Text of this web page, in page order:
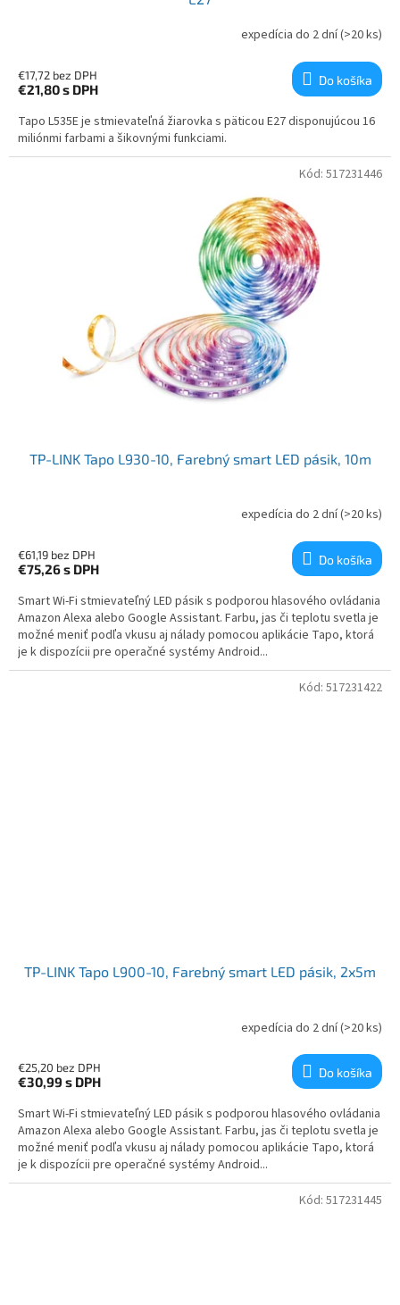
expedícia do 2 dní(>20 ks)
€17,72 bez DPH
€21,80s DPH
Do košíka
Tapo L535E je stmievateľná žiarovka s päticou E27 disponujúcou 16
miliónmi farbami a šikovnými funkciami.
TP-LINK Tapo L930-10, Farebný smart LED pásik, 10m
expedícia do 2 dní(>20 ks)
€61,19 bez DPH
€75,26s DPH
Do košíka
Smart Wi-Fi stmievateľný LED pásik s podporou hlasového ovládania
Amazon Alexa alebo Google Assistant. Farbu, jas či teplotu svetla je
možné meniť podľa vkusu aj nálady pomocou aplikácie Tapo, ktorá
je k dispozícii pre operačné systémy Android...
Kód: 517231446
TP-LINK Tapo L900-10, Farebný smart LED pásik, 2x5m
expedícia do 2 dní(>20 ks)
€25,20 bez DPH
€30,99 s DPH
Do košíka
Smart Wi-Fi stmievateľný LED pásik s podporou hlasového ovládania
Amazon Alexa alebo Google Assistant. Farbu, jas či teplotu svetla je
možné meniť podľa vkusu aj nálady pomocou aplikácie Tapo, ktorá
je k dispozícii pre operačné systémy Android...
Kód: 517231422
Kód: 517231445